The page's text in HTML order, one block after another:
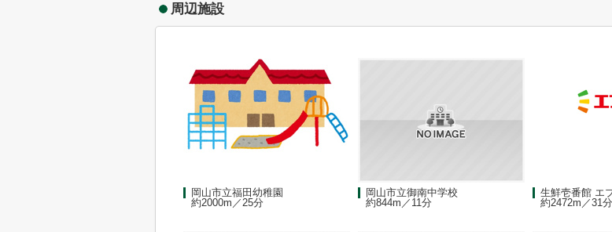
周辺施設
岡山市立福田幼稚園
約2000m／25分
岡山市立御南中学校
約844m／11分
生鮮壱番館 エ
約2472m／31分